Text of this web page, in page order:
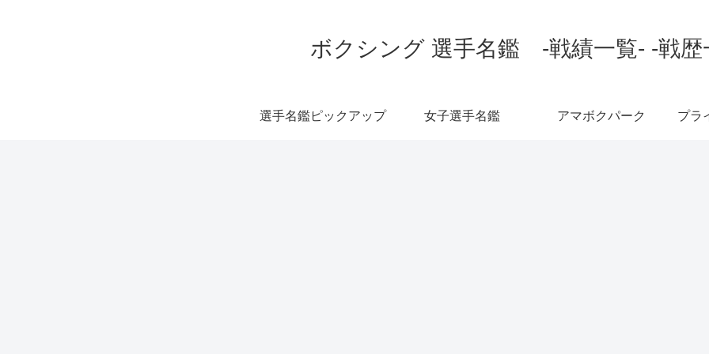
ボクシング 選手名鑑 -戦績一覧- -戦歴
選手名鑑ピックアップ 女子選手名鑑 アマボクパーク プラ